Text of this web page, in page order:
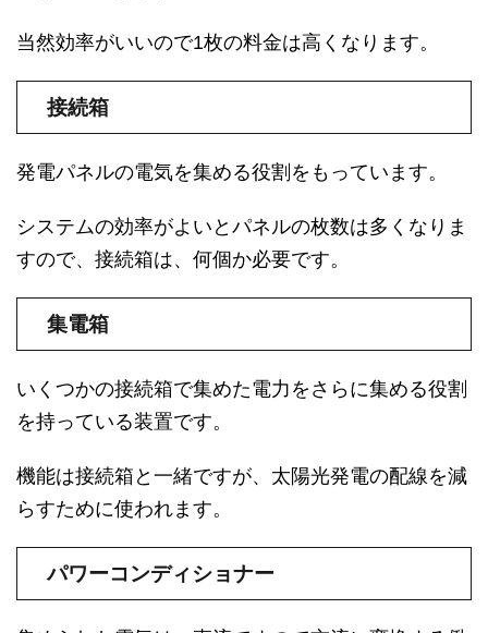
当然効率がいいので1枚の料金は高くなります。
接続箱
発電パネルの電気を集める役割をもっています。
システムの効率がよいとパネルの枚数は多くなりま
すので、接続箱は、何個か必要です。
集電箱
いくつかの接続箱で集めた電力をさらに集める役割
を持っている装置です。
機能は接続箱と一緒ですが、太陽光発電の配線を減
らすために使われます。
パワーコンディショナー